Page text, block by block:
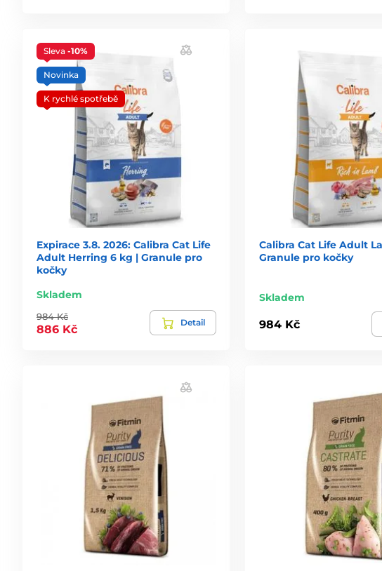
Sleva -10%
Novinka
K rychlé spotřebě
Expirace 3.8. 2026: Calibra Cat Life
Adult Herring 6 kg | Granule pro
kočky
Skladem
984 Kč
886 Kč
Detail
Calibra Cat Life Adult
Granule pro kočky
Skladem
984 Kč